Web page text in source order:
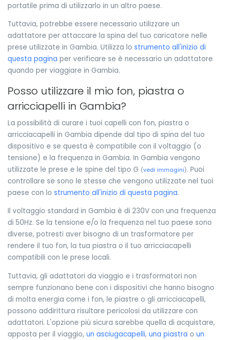
portatile prima di utilizzarlo in un altro paese.
Tuttavia, potrebbe essere necessario utilizzare un
adattatore per attaccare la spina del tuo caricatore nelle
prese utilizzate in Gambia. Utilizza lo strumento all'inizio di
questa pagina per verificare se è necessario un adattatore
quando per viaggiare in Gambia.
Posso utilizzare il mio fon, piastra o
arricciapelli in Gambia?
La possibilità di curare i tuoi capelli con fon, piastra o
arricciacapelli in Gambia dipende dal tipo di spina del tuo
dispositivo e se questa è compatibile con il voltaggio (o
tensione) e la frequenza in Gambia. In Gambia vengono
utilizzate le prese e le spine del tipo G (vedi immagini). Puoi
controllare se sono le stesse che vengono utilizzate nel tuoi
paese con lo strumento all'inizio di questa pagina.
Il voltaggio standard in Gambia è di 230V con una frequenza
di 50Hz. Se la tensione e/o la frequenza nel tuo paese sono
diverse, potresti aver bisogno di un trasformatore per
rendere il tuo fon, la tua piastra o il tuo arricciacapelli
compatibili con le prese locali.
Tuttavia, gli adattatori da viaggio e i trasformatori non
sempre funzionano bene con i dispositivi che hanno bisogno
di molta energia come i fon, le piastre o gli arricciacapelli,
possono addirittura risultare pericolosi da utilizzare con
adattatori. L'opzione più sicura sarebbe quella di acquistare,
apposta per il viaggio, un asciugacapelli, una piastra o un